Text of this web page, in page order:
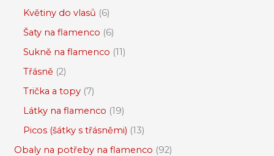
Květiny do vlasů 6
Šaty na flamenco 6
Sukně na flamenco 11
Třásně 2
Trička a topy 7
Látky na flamenco 19
Picos (šátky s třásněmi) 13
Obaly na potřeby na flamenco 92